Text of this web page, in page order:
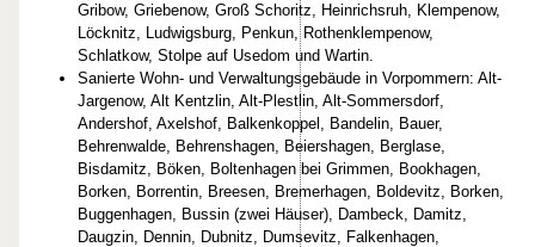
Gribow, Griebenow, Groß Schoritz, Heinrichsruh, Klempenow,
Löcknitz, Ludwigsburg, Penkun, Rothenklempenow,
Schlatkow, Stolpe auf Usedom und Wartin.
Sanierte Wohn- und Verwaltungsgebäude in Vorpommern: Alt-
Jargenow, Alt Kentzlin, Alt-Plestlin, Alt-Sommersdorf,
Andershof, Axelshof, Balkenkoppel, Bandelin, Bauer,
Behrenwalde, Behrenshagen, Beiershagen, Berglase,
Bisdamitz, Böken, Boltenhagen bei Grimmen, Bookhagen,
Borken, Borrentin, Breesen, Bremerhagen, Boldevitz, Borken,
Buggenhagen, Bussin (zwei Häuser), Dambeck, Damitz,
Daugzin, Dennin, Dubnitz, Dumsevitz, Falkenhagen,